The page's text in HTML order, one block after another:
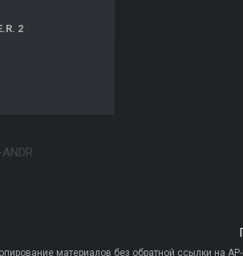
2
материалов без обратной ссылки на